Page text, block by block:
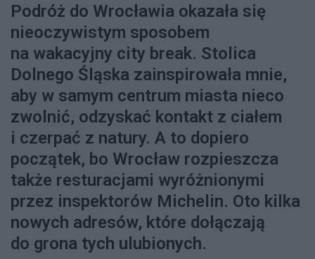
Podróż do Wrocławia okazała się
nieoczywistym sposobem
na wakacyjny city break. Stolica
Dolnego Śląska zainspirowała mnie,
aby w samym centrum miasta nieco
zwolnić, odzyskać kontakt z ciałem
i czerpać z natury. A to dopiero
początek, bo Wrocław rozpieszcza
także resturacjami wyróżnionymi
przez inspektorów Michelin. Oto kilka
nowych adresów, które dołączają
do grona tych ulubionych.